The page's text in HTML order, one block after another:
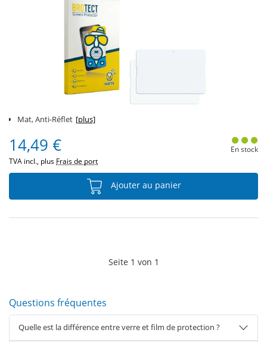
Mat, Anti-Réflet [plus]
14,49 €
TVA incl., plus Frais de port
En stock
Ajouter au panier
Seite 1 von 1
Questions fréquentes
Quelle est la différence entre verre et film de protection ?